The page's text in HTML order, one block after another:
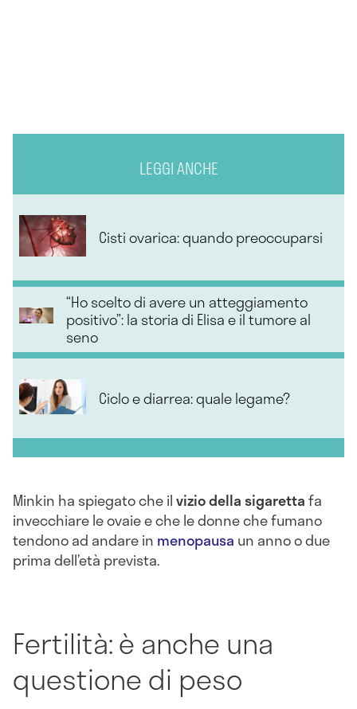
LEGGI ANCHE
Cisti ovarica: quando preoccuparsi
“Ho scelto di avere un atteggiamento
positivo”: la storia di Elisa e il tumore al
seno
Ciclo e diarrea: quale legame?
Minkin ha spiegato che ilvizio della sigarettafa
invecchiare le ovaie e che le donne che fumano
tendono ad andare in menopausa un anno o due
prima dell’età prevista.
Fertilità: è anche una
questione di peso